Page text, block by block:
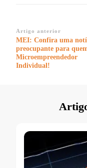
Navegação
de
post
Artigo anterior
MEI: Confira uma
preocupante para
Microempreendedor
Individual!